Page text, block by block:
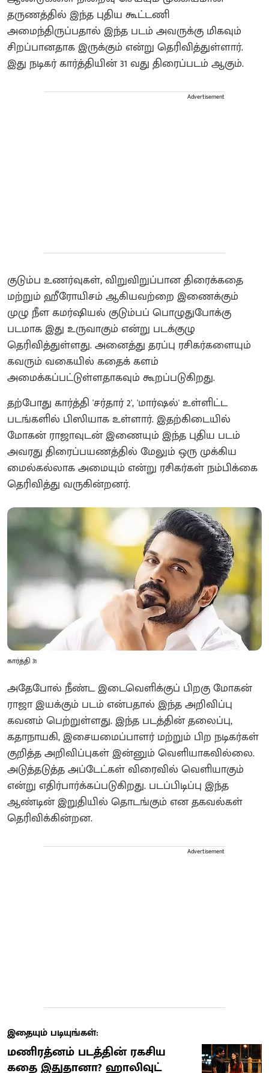
தருணத்தில் இந்த புதிய கூட்டணி
அமைந்திருப்பதால் இந்த படம் அவருக்கு மிகவும்
சிறப்பானதாக இருக்கும் என்று தெரிவித்துள்ளார்.
இது நடிகர் கார்த்தியின் 31 வது திரைப்படம் ஆகும்.
Advertisement
குடும்ப உணர்வுகள், விறுவிறுப்பான திரைக்கதை
மற்றும் ஹீரோயிசம் ஆகியவற்றை இணைக்கும்
முழு நீள கமர்ஷியல் குடும்பப் பொழுதுபோக்கு
படமாக இது உருவாகும் என்று படக்குழு
தெரிவித்துள்ளது. அனைத்து தரப்பு ரசிகர்களையும்
கவரும் வகையில் கதைக் களம்
அமைக்கப்பட்டுள்ளதாகவும் கூறப்படுகிறது.
தற்போது கார்த்தி 'சர்தார் 2', 'மார்ஷல்' உள்ளிட்ட
படங்களில் பிஸியாக உள்ளார். இதற்கிடையில்
மோகன் ராஜாவுடன் இணையும் இந்த புதிய படம்
அவரது திரைப்பயணத்தில் மேலும் ஒரு முக்கிய
மைல்கல்லாக அமையும் என்று ரசிகர்கள் நம்பிக்கை
தெரிவித்து வருகின்றனர்.
கார்த்தி 31
அதேபோல் நீண்ட இடைவெளிக்குப் பிறகு மோகன்
ராஜா இயக்கும் படம் என்பதால் இந்த அறிவிப்பு
கவனம் பெற்றுள்ளது. இந்த படத்தின் தலைப்பு,
கதாநாயகி, இசையமைப்பாளர் மற்றும் பிற நடிகர்கள்
குறித்த அறிவிப்புகள் இன்னும் வெளியாகவில்லை.
அடுத்தடுத்த அப்டேட்கள் விரைவில் வெளியாகும்
என்று எதிர்பார்க்கப்படுகிறது. படப்பிடிப்பு இந்த
ஆண்டின் இறுதியில் தொடங்கும் என தகவல்கள்
தெரிவிக்கின்றன.
Advertisement
இதையும் படியுங்கள்:
மணிரத்னம் படத்தின் ரகசிய
கதை இதுதானா? ஹாலிவுட்